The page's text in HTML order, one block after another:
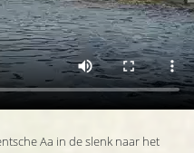
Aa in de slenk naar het